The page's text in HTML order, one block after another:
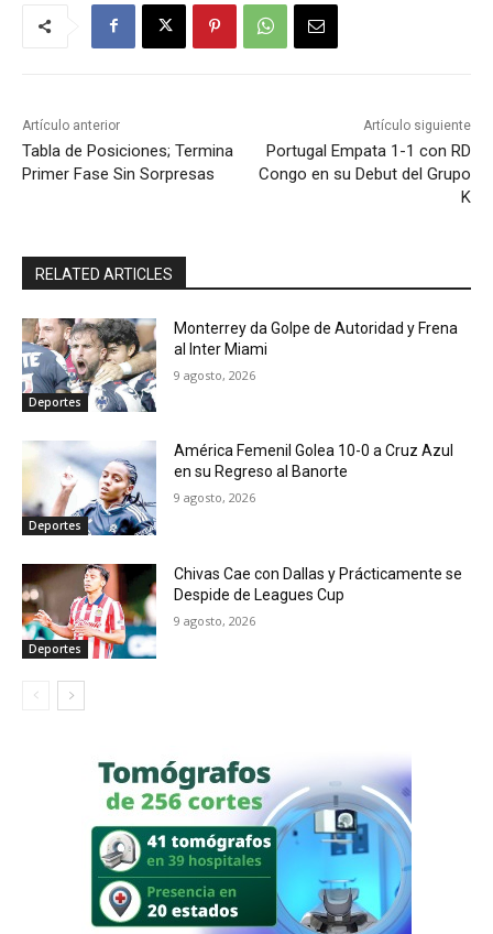
Artículo anterior
Tabla de Posiciones; Termina
Primer Fase Sin Sorpresas
Artículo siguiente
Portugal Empata 1-1 con RD
Congo en su Debut del Grupo
K
RELATED ARTICLES
Deportes
Monterrey da Golpe de Autoridad y Frena
al Inter Miami
9 agosto, 2026
Deportes
América Femenil Golea 10-0 a Cruz Azul
en su Regreso al Banorte
9 agosto, 2026
Deportes
Chivas Cae con Dallas y Prácticamente se
Despide de Leagues Cup
9 agosto, 2026